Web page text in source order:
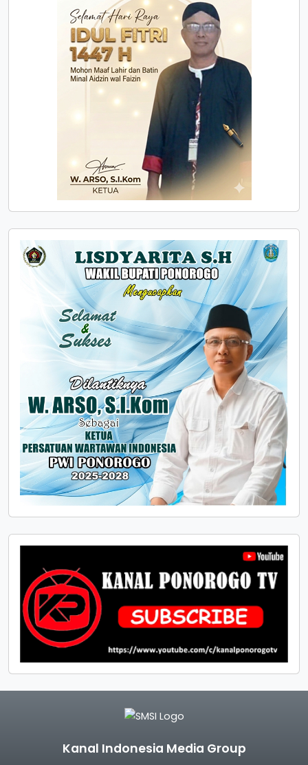
Kanal Indonesia Media Group